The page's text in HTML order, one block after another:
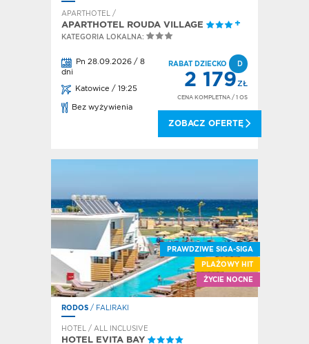
APARTHOTEL /
APARTHOTEL ROUDA VILLAGE
KATEGORIA LOKALNA:
Pn 28.09.2026 / 8
dni
Katowice / 19:25
Bez wyżywienia
RABAT DZIECKO D
2 179ZŁ
CENA KOMPLETNA / 1 OS
ZOBACZ OFERTĘ
PRAWDZIWE SIGA-SIGA
PLAŻOWY HIT
ŻYCIE NOCNE
RODOS / FALIRAKI
HOTEL / ALL INCLUSIVE
HOTEL EVITA BAY